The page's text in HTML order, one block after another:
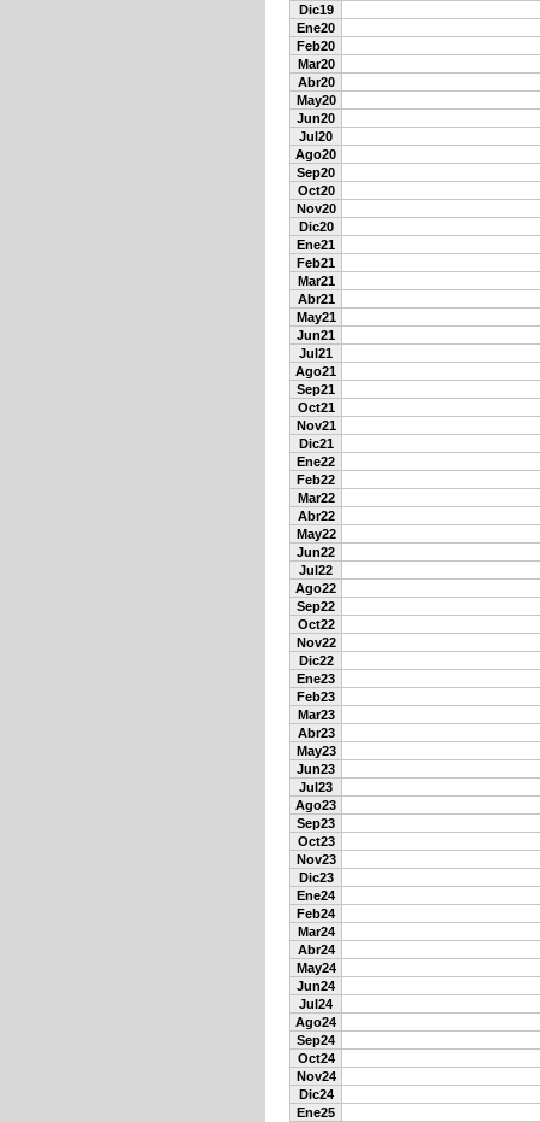
Dic19
Ene20
Feb20
Mar20
Abr20
May20
Jun20
Jul20
Ago20
Sep20
Oct20
Nov20
Dic20
Ene21
Feb21
Mar21
Abr21
May21
Jun21
Jul21
Ago21
Sep21
Oct21
Nov21
Dic21
Ene22
Feb22
Mar22
Abr22
May22
Jun22
Jul22
Ago22
Sep22
Oct22
Nov22
Dic22
Ene23
Feb23
Mar23
Abr23
May23
Jun23
Jul23
Ago23
Sep23
Oct23
Nov23
Dic23
Ene24
Feb24
Mar24
Abr24
May24
Jun24
Jul24
Ago24
Sep24
Oct24
Nov24
Dic24
Ene25